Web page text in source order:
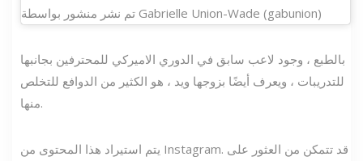
تم نشر منشور بواسطة Gabrielle Union-Wade (gabunion)
بالطبع ، وجود لاعب سابق في الدوري الاميركي للمحترفين بجانبها
للتدريبات ، ويعرف أيضًا بزوجها ويد ، هو الكثير من الدوافع للتخلص
منها.
يتم استيراد هذا المحتوى من Instagram. قد تتمكن من العثور على